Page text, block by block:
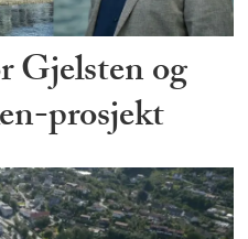
Gjelsten og
prosjekt